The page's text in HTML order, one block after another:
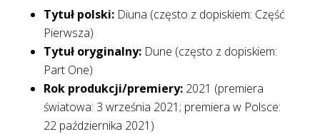
Tytuł polski:Diuna (często z dopiskiem: Część
Pierwsza)
Tytuł oryginalny:Dune (często z dopiskiem:
Part One)
Rok produkcji/premiery:2021 (premiera
światowa: 3 września 2021; premiera w Polsce:
22 października 2021)